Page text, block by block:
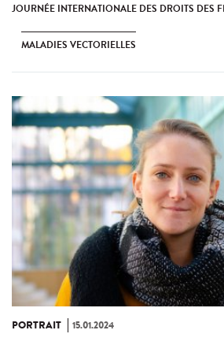
JOURNÉE INTERNATIONALE DES DROITS DES
MALADIES VECTORIELLES
PORTRAIT 15.01.2024